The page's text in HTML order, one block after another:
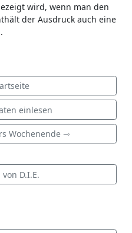
wird, wenn man den
der Ausdruck auch eine
einlesen
Wochenende ⇾
D.I.E.